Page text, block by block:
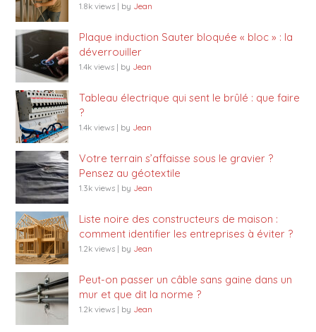
1.8k views | by Jean
Plaque induction Sauter bloquée « bloc » : la
déverrouiller
1.4k views | by Jean
Tableau électrique qui sent le brûlé : que faire
?
1.4k views | by Jean
Votre terrain s’affaisse sous le gravier ?
Pensez au géotextile
1.3k views | by Jean
Liste noire des constructeurs de maison :
comment identifier les entreprises à éviter ?
1.2k views | by Jean
Peut-on passer un câble sans gaine dans un
mur et que dit la norme ?
1.2k views | by Jean